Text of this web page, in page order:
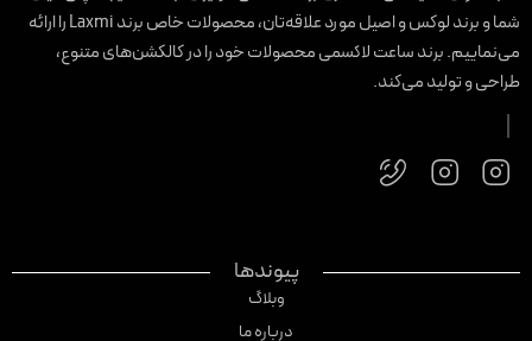
شما و برند لوکس و اصیل مورد علاقه‌تان، محصولات خاص برند Laxmi را ارائه
می‌نماییم. برند ساعت لاکسمی محصولات خود را در کالکشن‌های متنوع،
طراحی و تولید می‌کند.
پیوندها
وبلاگ
درباره ما